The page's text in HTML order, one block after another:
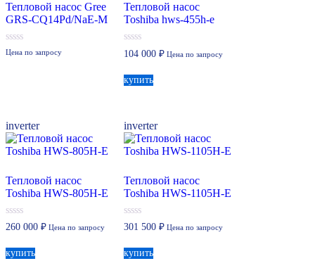
Тепловой насос Gree
GRS-CQ14Pd/NaE-M
0
Цена по запросу
Тепловой насос
Toshiba hws-455h-e
0
из
104 000₽ Цена по запросу
купить
inverter
Тепловой насос
Toshiba HWS-805H-E
0
из
260 000 ₽ Цена по запросу
купить
inverter
Тепловой насос
Toshiba HWS-1105H-E
0
из
301 500₽ Цена по запросу
купить